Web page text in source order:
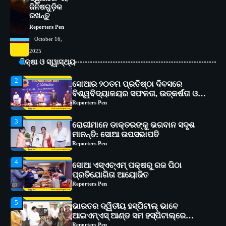
ଜିନିଷଗୁଡ଼ିକ
ରଖନ୍ତୁ
Reporters Pen
October 16,
2025
ଶିକ୍ଷା ଓ ସ୍ୱାସ୍ଥ୍ୟ
1
2
ବିଶ୍ୱବିଦ୍ୟାଳୟର ସଫଳତା, ଉତ୍କର୍ଷତା ଓ
ଅଗ୍ରଗତିର ସ୍ମୃତିଚାରଣ
Reporters Pen
3
ରୋଗୀମାନେ ଡାକ୍ତରଙ୍କୁ ଭଗବାନ ସଦୃଶ
ମାନନ୍ତି: ସୋଆ ଉପସଭାପତି
Reporters Pen
4
ସୋଆ ଏସ୍‌ଏଚ୍‌ଏମ୍ ପକ୍ଷରୁ ରଜ ପିଠା
ପ୍ରତିଯୋଗିତା ଆୟୋଜିତ
Reporters Pen
5
ଭାରତର ଦ୍ୱିତୀୟ ହସ୍ପିଟାଲ୍ ଭାବେ
ଆଇଏମ୍‌ଏସ୍ ଆଣ୍ଡ ସମ ହସ୍ପିଟାଲ୍‌ରେ
ଅତ୍ୟାଧୁନିକ ଡିଜିସ୍କାନର ସ୍ଥାପନ
Reporters Pen
1
ସୋଆ ପକ୍ଷରୁ ରାୱେ କାର୍ଯ୍ୟକ୍ରମ ଅଧୀନରେ
୧୧ଟି ଗ୍ରାମରେ ୧୬ଟି କୃଷକ ପ୍ରଶିକ୍ଷଣ